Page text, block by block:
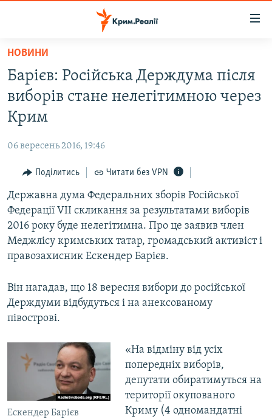
Перейти
основного
матеріалу
Перейти
до
основної
навігації
Перейти
пошуку
ВОДА.КРИМ
ВІДЕО ТА ФОТО
БЛОГИ
ПОГЛЯД
ІНТЕРВ'Ю
ВСЕ ЗА ДЕНЬ
СПЕЦПРОЕКТИ
ДЕПОРТАЦІЯ
ВІДЕОУРОКИ «ELIFBE»
СВІДЧЕННЯ ОКУПАЦІЇ
ІНФОГРАФІКА
ЯК ОБІЙТИ БЛОКУВАННЯ
Русский
Qırımtatar
НОВИНИ
Барієв: Російська Держдума після
виборів стане нелегітимною через
Крим
06 вересень 2016, 19:46
Поділитись Читати без VPN
Державна дума Федеральних зборів Російської
Федерації VII скликання за результатами виборів
2016 року буде нелегітимна. Про це заявив член
Меджлісу кримських татар, громадський активіст і
правозахисник Ескендер Барієв.
Він нагадав, що 18 вересня вибори до російської
Держдуми відбудуться і на анексованому
півострові.
Ескендер Барієв
«На відміну від усіх
попередніх виборів,
депутати обиратимуться на
території окупованого
Криму (4 одномандатні